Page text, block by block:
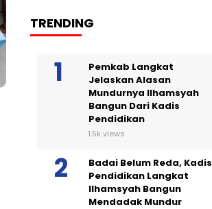
TRENDING
Pemkab Langkat
Jelaskan Alasan
Mundurnya Ilhamsyah
Bangun Dari Kadis
Pendidikan
1.5k views
Badai Belum Reda, Kadis
Pendidikan Langkat
Ilhamsyah Bangun
Mendadak Mundur